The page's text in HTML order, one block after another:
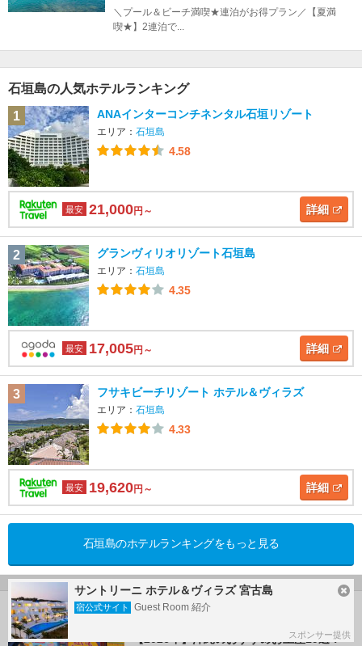
＼プール＆ビーチ満喫★連泊がお得プラン／【夏満
喫★】2連泊で...
石垣島の人気ホテルランキング
1
ANAインターコンチネンタル石垣リゾート
エリア： 石垣島
4.58
最安 21,000円～ 詳細
2 グランヴィリオリゾート石垣島
エリア： 石垣島
4.35
最安 17,005円～ 詳細
3 フサキビーチリゾート ホテル＆ヴィラズ
エリア： 石垣島
4.33
最安 19,620円～ 詳細
石垣島のホテルランキングをもっと見る
沖縄のおすすめ情報
【2026年】沖縄のおすすめお土産19選！
サントリーニ ホテル＆ヴィラズ 宮古島
宿公式サイト Guest Room 紹介
スポンサー提供